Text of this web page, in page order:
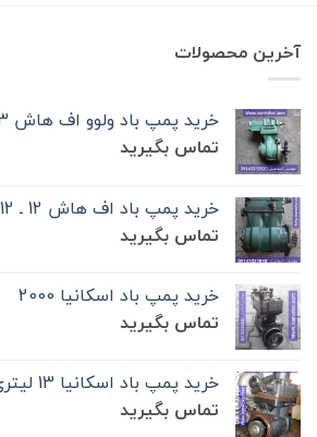
آخرین محصولات
خرید پمپ باد ولوو اف هاش 13 تک‌ پیستون -FH13
تماس بگیرید
خرید پمپ باد اف هاش 12 ـ FH12
تماس بگیرید
خرید پمپ باد اسکانیا 2000
تماس بگیرید
خرید پمپ باد اسکانیا 13 لیتری
تماس بگیرید